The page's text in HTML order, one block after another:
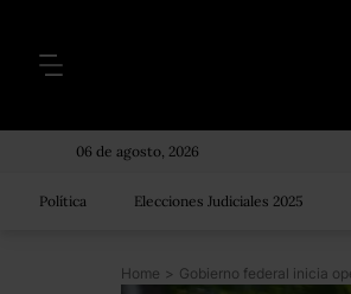
06 de agosto, 2026
Política Elecciones Judiciales 2025
Home >